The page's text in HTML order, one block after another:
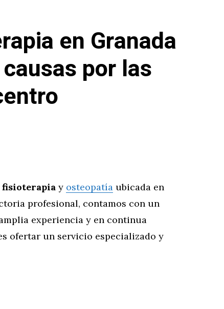
en Granada
por las
y osteopatía ubicada en
profesional, contamos con un
experiencia y en continua
ofertar un servicio especializado y